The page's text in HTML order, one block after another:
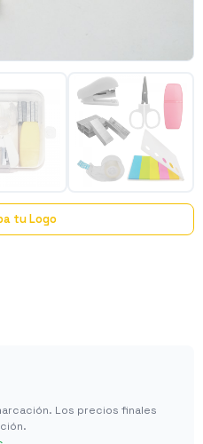
tu Logo
Los precios finales